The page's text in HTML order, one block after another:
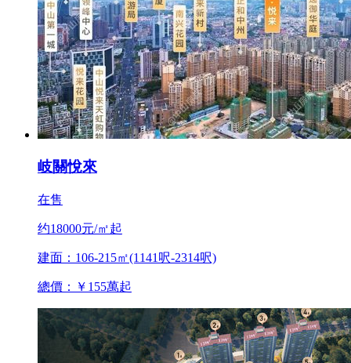
岐關悅來
在售
约18000元/㎡起
建面：106-215㎡(1141呎-2314呎)
總價：￥155萬起